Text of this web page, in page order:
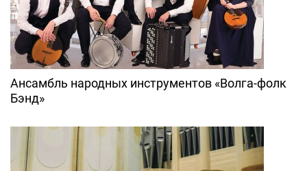
Ансамбль народных инструментов «Волга-фолк
Бэнд»